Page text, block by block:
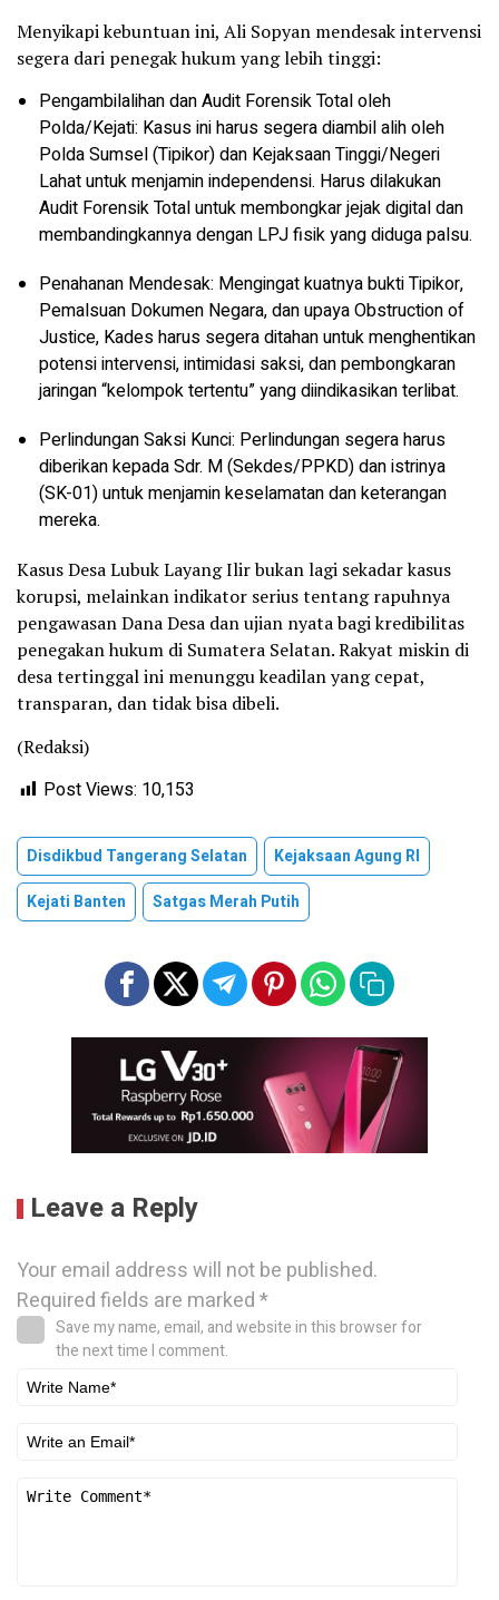
Menyikapi kebuntuan ini, Ali Sopyan mendesak intervensi
segera dari penegak hukum yang lebih tinggi:
Pengambilalihan dan Audit Forensik Total oleh
Polda/Kejati: Kasus ini harus segera diambil alih oleh
Polda Sumsel (Tipikor) dan Kejaksaan Tinggi/Negeri
Lahat untuk menjamin independensi. Harus dilakukan
Audit Forensik Total untuk membongkar jejak digital dan
membandingkannya dengan LPJ fisik yang diduga palsu.
Penahanan Mendesak: Mengingat kuatnya bukti Tipikor,
Pemalsuan Dokumen Negara, dan upaya Obstruction of
Justice, Kades harus segera ditahan untuk menghentikan
potensi intervensi, intimidasi saksi, dan pembongkaran
jaringan “kelompok tertentu” yang diindikasikan terlibat.
Perlindungan Saksi Kunci: Perlindungan segera harus
diberikan kepada Sdr. M (Sekdes/PPKD) dan istrinya
(SK-01) untuk menjamin keselamatan dan keterangan
mereka.
Kasus Desa Lubuk Layang Ilir bukan lagi sekadar kasus
korupsi, melainkan indikator serius tentang rapuhnya
pengawasan Dana Desa dan ujian nyata bagi kredibilitas
penegakan hukum di Sumatera Selatan. Rakyat miskin di
desa tertinggal ini menunggu keadilan yang cepat,
transparan, dan tidak bisa dibeli.
(Redaksi)
Post Views: 10,153
Disdikbud Tangerang Selatan
Kejaksaan Agung RI
Kejati Banten
Satgas Merah Putih
Leave a Reply
Your email address will not be published.
Required fields are marked*
Save my name, email, and website in this browser for
the next time I comment.